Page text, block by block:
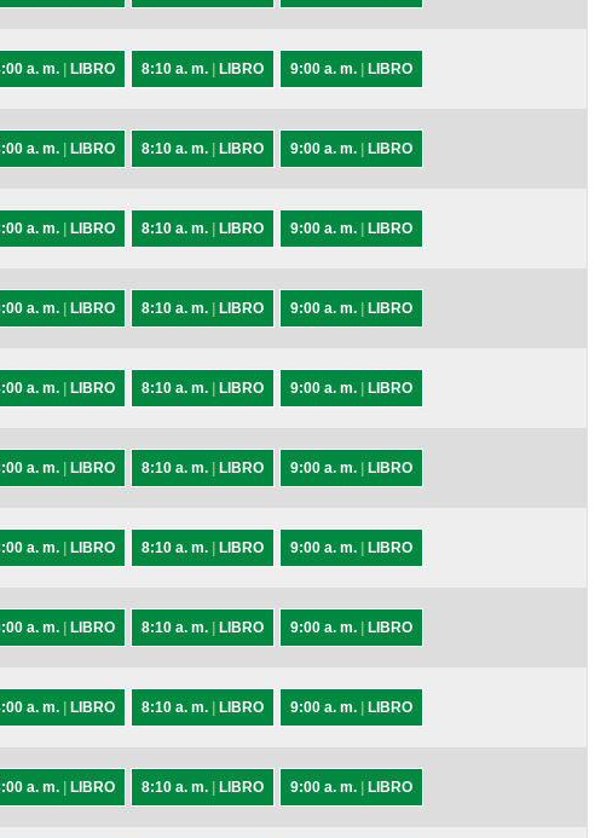
a. m. LIBRO 8:10 a. m. LIBRO 9:00 a. m. LIBRO
a. m. LIBRO 8:10 a. m. LIBRO 9:00 a. m. LIBRO
a. m. LIBRO 8:10 a. m. LIBRO 9:00 a. m. LIBRO
a. m. LIBRO 8:10 a. m. LIBRO 9:00 a. m. LIBRO
a. m. LIBRO 8:10 a. m. LIBRO 9:00 a. m. LIBRO
a. m. LIBRO 8:10 a. m. LIBRO 9:00 a. m. LIBRO
a. m. LIBRO 8:10 a. m. LIBRO 9:00 a. m. LIBRO
a. m. LIBRO 8:10 a. m. LIBRO 9:00 a. m. LIBRO
a. m. LIBRO 8:10 a. m. LIBRO 9:00 a. m. LIBRO
a. m. LIBRO 8:10 a. m. LIBRO 9:00 a. m. LIBRO